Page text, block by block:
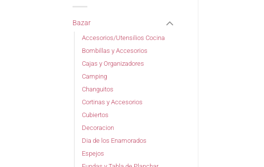
Bazar
Accesorios/Utensilios Cocina
Bombillas y Accesorios
Cajas y Organizadores
Camping
Changuitos
Cortinas y Accesorios
Cubiertos
Decoracion
Dia de los Enamorados
Espejos